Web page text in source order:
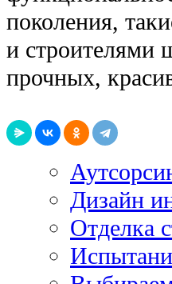
поколения,
и строителями
прочных,
Дизайн
Отделка